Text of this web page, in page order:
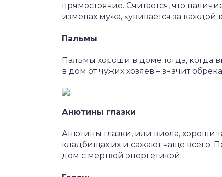
прямостоячие. Считается, что
изменах мужа, «увивается за каждой
Пальмы
Пальмы хороши в доме тогда, когда
в дом от чужих хозяев – значит
Анютины глазки
Анютины глазки, или виола, хороши
кладбищах их и сажают чаще всего.
дом с мертвой энергетикой.